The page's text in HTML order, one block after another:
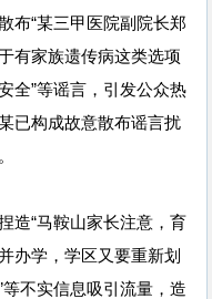
“某三甲医院副院长郑
有家族遗传病这类选项
全”等谣言，引发公众热
已构成故意散布谣言扰
“马鞍山家长注意，育
办学，学区又要重新划
不实信息吸引流量，造